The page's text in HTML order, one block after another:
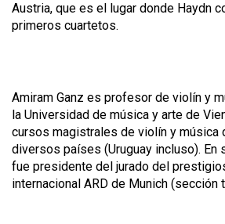
Austria, que es el lugar donde Haydn
primeros cuartetos.
Amiram Ganz es profesor de violín y
la Universidad de música y arte de
cursos magistrales de violín y música
diversos países (Uruguay incluso). En
fue presidente del jurado del
internacional ARD de Munich (sección